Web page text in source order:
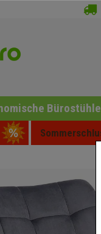
Bürostühle